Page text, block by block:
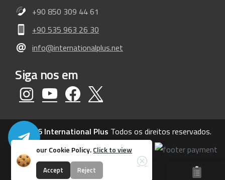
+90 850 309 44 61
+90 535 963 26 30
info@internationalplus.net
Siga nosem
@ 2026 International Plus Todos os direitos reservados.
our Cookie Policy.Click to view Close
Accept Reject